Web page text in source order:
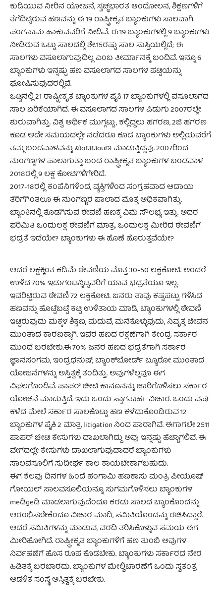
ಕುಡಿಯುವ ನೀರಿನ ಯೋಜನೆ, ಸ್ವಚ್ಛಭಾರತ ಆಂದೋಲನ, ಶಿಕ್ಷಣಗಳಿಗೆ
ತೆಗೆದಿಟ್ಟಿರುವ ಹಣವನ್ನು ಈ 19 ರಾಷ್ಟ್ರೀಕೃತ ಬ್ಯಾಂಕುಗಳು ಸಾಲವಾಗಿ
ಪಂಗನಾಮ ಹಾಕುವವರಿಗೆ ನೀಡಿವೆ. ಈ 19 ಬ್ಯಾಂಕುಗಳಲ್ಲಿ 9 ಬ್ಯಾಂಕುಗಳು
ನೀಡಿರುವ ಒಟ್ಟು ಸಾಲದಲ್ಲಿ ಶೇ.15ರಷ್ಟು ಸಾಲ ಸುಸ್ತಿಯಲ್ಲಿದೆ; ಈ
ಸಾಲಗಳು ವಸೂಲಾಗುವುದಿಲ್ಲ ಎಂಬ ತೀರ್ಮಾನಕ್ಕೆ ಬಂದಿವೆ. ಇನ್ನೂ 6
ಬ್ಯಾಂಕುಗಳು ಇನ್ನಷ್ಟು ಹಣ ವಸೂಲಾಗದ ಸಾಲಗಳ ಪಟ್ಟಿಯನ್ನು
ಘೋಷಿಸುವುದರಲ್ಲಿವೆ.
ಒಟ್ಟಿನಲ್ಲಿ 21 ರಾಷ್ಟ್ರೀಕೃತ ಬ್ಯಾಂಕುಗಳ ಪೈಕಿ 17 ಬ್ಯಾಂಕುಗಳಲ್ಲಿ ವಸೂಲಾಗದ
ಸಾಲ ಏರಿಕೆಯಾಗಿದೆ. ಈ ವಸೂಲಾಗದ ಸಾಲಗಳ ಪಿಡುಗು 2007ರಲ್ಲೇ
ಶುರುವಾಗಿತ್ತು. ವಿಶ್ವ ಆರ್ಥಿಕ ಮುಗ್ಗಟ್ಟು, ಕಲ್ಲಿದ್ದಲು ಹಗರಣ, 2ಜಿ ಹಗರಣ
ಕೂಡ ಅದೇ ಸಮಯದಲ್ಲೇ ನಡೆದರೂ ಕೂಡ ಬ್ಯಾಂಕುಗಳು ಅಲ್ಲಿಯವರೆಗೆ
ತಮ್ಮ ಬಂಡವಾಳವನ್ನು ಖoಟಟouಣ ಮಾಡುತ್ತಿದ್ದವು. 2007ರಿಂದ
ನುಂಗಣ್ಣಗಳ ಪಾಲಾಗುತ್ತಾ ಬಂದ ರಾಷ್ಟ್ರೀಕೃತ ಬ್ಯಾಂಕುಗಳ ಬಂಡವಾಳ
2018ರಲ್ಲಿ 9 ಲಕ್ಷ ಕೋಟಿಗಳಿಗೇರಿದೆ.
2017-18ರಲ್ಲಿ ಕಂಪೆನಿಗಳಿಂದ, ವ್ಯಕ್ತಿಗಳಿಂದ ಸಂಗ್ರಹವಾದ ಆದಾಯ
ತೆರಿಗೆಗಿಂತಲೂ ಈ ನುಂಗಣ್ಣರ ಪಾಲಾದ ಮೊತ್ತ ಅಧಿಕವಾಗಿತ್ತು.
ಬ್ಯಾಂಕಿನಲ್ಲಿ ತೊಡಗಿಸುವ ಠೇವಣಿ ಹಣಕ್ಕೆ ವಿಮೆ ಸೌಲಭ್ಯ ಇತ್ತು. ಅದರ
ಪರಿಮಿತಿ ಒಂದುಲಕ್ಷ ಠೇವಣಿಗೆ ಮಾತ್ರ. ಒಂದುಲಕ್ಷ ಮೀರಿದ ಠೇವಣಿಗೆ
ಭದ್ರತೆ ಇದೆಯೇ? ಬ್ಯಾಂಕುಗಳು ಈ ಹೊಣೆ ಹೊರುತ್ತವೆಯೇ?
ಆದರೆ ಲಕ್ಷಕ್ಕಿಂತ ಕಡಿಮೆ ಠೇವಣಿಯ ಮೊತ್ತ 30-50 ಲಕ್ಷಕೋಟಿ. ಅಂದರೆ
ಉಳಿದ 70% ಇಡುಗಂಟನ್ನಿಟ್ಟವರಿಗೆ ಯಾವ ಭದ್ರತೆಯೂ ಇಲ್ಲ.
ಇವರಿಟ್ಟಿರುವ ಠೇವಣಿ 72 ಲಕ್ಷಕೋಟಿ. ಜನರು ತಾವು ಕಷ್ಟಪಟ್ಟು ಗಳಿಸಿದ
ಹಣವನ್ನು ಹೊಟ್ಟೆಬಟ್ಟೆ ಕಟ್ಟಿ ಉಳಿತಾಯ ಮಾಡಿ, ಬ್ಯಾಂಕುಗಳಲ್ಲಿ ಠೇವಣಿ
ಇಟ್ಟಿರುವುದು ಮಕ್ಕಳ ಶಿಕ್ಷಣ, ಮದುವೆ, ಮನೆಕೊಳ್ಳುವುದು, ನಿವೃತ್ತ ಜೀವನ
ಮುಂತಾದ ಕಾರಣಕ್ಕಾಗಿ. ಇವರ ಹಣದ ರಕ್ಷಣೆಗಾಗಿ ಕೇಂದ್ರ ಸರ್ಕಾರ
ಮುಂದೆ ಬರಬೇಕು.ಈ 70% ಜನರ ಹಣದ ಭದ್ರತೆಗಾಗಿ ಸರ್ಕಾರ
ಜ್ಞಾನಸಂಗಮ, ಇಂದ್ರಧನುಷ್, ಬ್ಯಾಂಕ್‍ಬೋರ್ಡ್ ಬ್ಯೂರೋ ಮುಂತಾದ
ಯೋಜನೆಗಳನ್ನು ಅಸ್ತಿತ್ವಕ್ಕೆ ತಂದಿತ್ತು. ಅವುಗಳೆಲ್ಲವೂ ಈಗ
ವಿಫಲಗೊಂಡಿವೆ. ಪಾಪರ್ ಚೀಟಿ ಕಾನೂನನ್ನು ಜಾರಿಗೊಳಿಸಲು ಸರ್ಕಾರ
ಯೋಚನೆ ಮಾಡುತ್ತಿದೆ. ಇದು ಒಂದು ಸ್ವಾಗತಾರ್ಹ ವಿಚಾರ. ಒಂದು ವರ್ಷ
ಕಳೆದ ಮೇಲೆ ಸರ್ಕಾರ ಸಾಲಕೊಟ್ಟು ಹಣ ಕಳೆದುಕೊಂಡಿರುವ 12
ಬ್ಯಾಂಕುಗಳ ಪೈಕಿ 2 ಮಾತ್ರ litigation ನಿಂದ ಪಾರಾಗಿವೆ. ಈಗಾಗಲೇ 2511
ಪಾಪರ್ ಚೀಟಿ ಕೇಸುಗಳು ದಾಖಲಾಗಿದ್ದು ಅವು ಇನ್ನಷ್ಟು ಹೆಚ್ಚಾಗಲಿವೆ. ಈ
ವೇಗದಲ್ಲೇ ಕೇಸುಗಳು ದಾಖಲಾಗುವುದಾದರೆ ಬ್ಯಾಂಕುಗಳು
ಸಾಲವಸೂಲಿಗೆ ಸುದೀರ್ಘ ಕಾಲ ಕಾಯಬೇಕಾಗಬಹುದು.
ಈಗ ಕೆಲವು ದಿನಗಳ ಹಿಂದೆ ಹಂಗಾಮಿ ಹಣಕಾಸು ಮಂತ್ರಿ ಪೀಯೂಷ್
ಗೋಯಲ್ ಸಾಲವಸೂಲಿಯನ್ನೂ ಸುಗಮಗೊಳಿಸಲು ಬ್ಯಾಂಕುಗಳ
meಡಿgeಡಿ ಮಾಡಲಾಗುವುದೆಂದೂ ಕರಡು ಸಾಲದ ಬ್ಯಾಂಕೊಂದನ್ನು
ಆರಂಭಿಸಬೇಕೆಂದೂ ವಿಚಾರ ಮಾಡಿ, ಸಮಿತಿಯೊಂದನ್ನು ರಚಿಸಿದ್ದಾರೆ.
ಆದರೆ ಸಮಿತಿಗಳನ್ನು ಮಾಡುವ, ವರದಿ ತರಿಸಿಕೊಳ್ಳುವ ಸಮಯ ಈಗ
ಮೀರಿಹೋಗಿದೆ. ರಾಷ್ಟ್ರೀಕೃತ ಬ್ಯಾಂಕುಗಳಿಗೆ ಹಣ ತುಂಬಿ ಅವುಗಳ
ನಿರ್ವಹಣೆಗೆ ಹೊಸ ರೂಪ ಕೊಡಬೇಕು. ಬ್ಯಾಂಕುಗಳು ಸರ್ಕಾರದ ನೇರ
ಹಿಡಿತಕ್ಕೆ ಬರಬಾರದು. ಬ್ಯಾಂಕುಗಳ ಮೇಲ್ವಿಚಾರಣೆಗೆ ಒಂದು ಸ್ವತಂತ್ರ
ಆಡಳಿತ ಸಂಸ್ಥೆ ಅಸ್ತಿತ್ವಕ್ಕೆ ಬರಬೇಕು.